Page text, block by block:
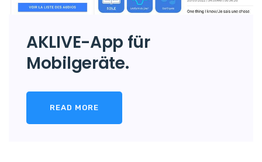
AKLIVE-App für
Mobilgeräte.
READ MORE